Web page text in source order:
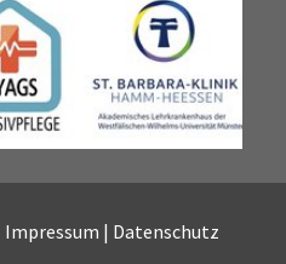
Impressum | Datenschutz